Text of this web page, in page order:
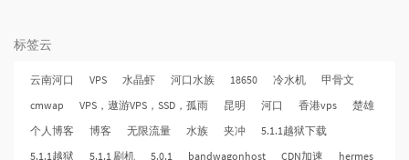
标签云
云南河口 VPS 水晶虾 河口水族 18650 冷水机
甲骨文
cmwap
VPS，遨游VPS，SSD，孤雨 昆明 河口 香港vps
楚雄
个人博客
博客 无限流量 水族 夹冲
5.1.1越狱下载
5.1.1越狱
5.1.1 刷机 5.0.1 bandwagonhost CDN加速 hermes